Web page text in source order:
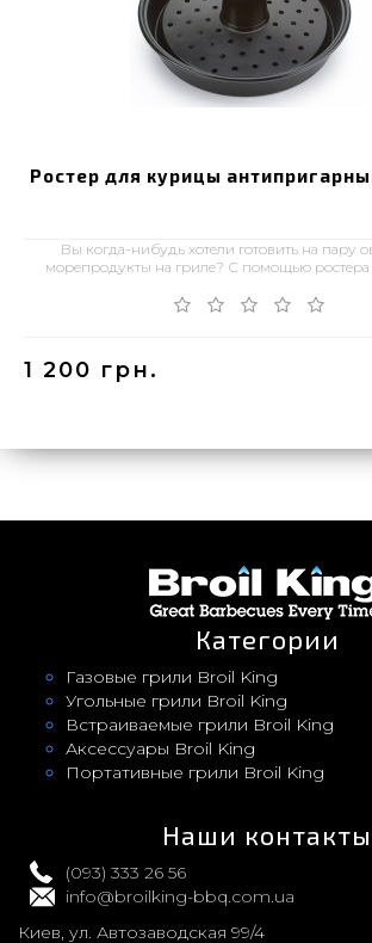
Ростер для курицы
Вы когда-нибудь хотели готовить на пару
морепродукты на гриле? С помощью
1 200 грн.
Категории
Газовые грили Broil King
Угольные грили Broil King
Встраиваемые грили Broil King
Аксессуары Broil King
Портативные грили Broil King
Наши контакты
(093) 333 26 56
info@broilking-bbq.com.ua
Киев, ул. Автозаводская 99/4